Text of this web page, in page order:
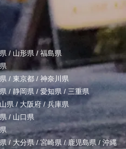
/ 山形県 / 福島県
/ 東京都 / 神奈川県
/ 静岡県 / 愛知県 / 三重県
県 / 大阪府 /兵庫県
/ 山口県
/ 大分県/宮崎県 / 鹿児島県 / 沖縄